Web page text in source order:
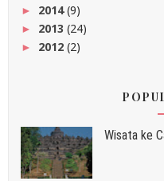
► 2014(9)
► 2013 (24)
► 2012 (2)
Wisata ke